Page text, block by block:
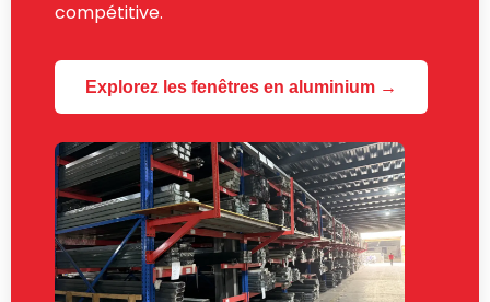
compétitive.
Explorez les fenêtres en aluminium →